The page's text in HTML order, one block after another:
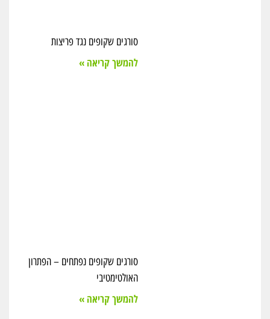
סורגים שקופים נגד פריצות
להמשך קריאה »
סורגים שקופים נפתחים – הפתרון
האולטימטיבי
להמשך קריאה »